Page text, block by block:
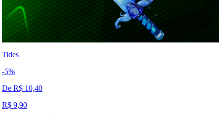
Tides
-5%
De R$ 10,40
R$ 9,90